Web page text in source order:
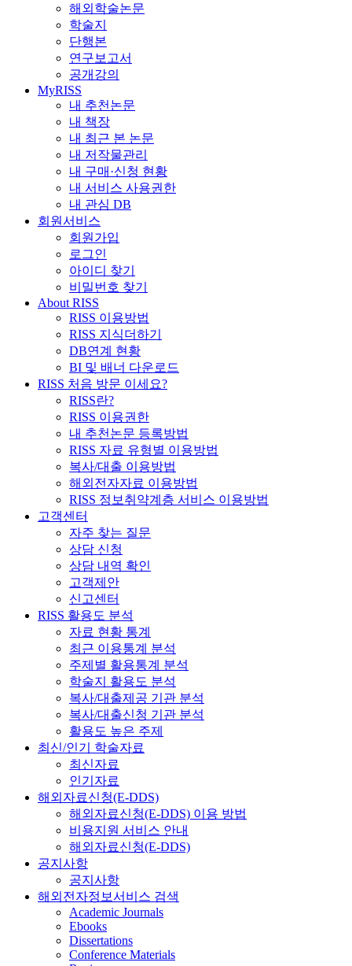
해외학술논문
학술지
단행본
연구보고서
공개강의
MyRISS
내 추천논문
내 책장
내 최근 본 논문
내 저작물관리
내 구매·신청 현황
내 서비스 사용권한
내 관심 DB
회원서비스
회원가입
로그인
아이디 찾기
비밀번호 찾기
About RISS
RISS 이용방법
RISS 지식더하기
DB연계 현황
BI 및 배너 다운로드
RISS 처음 방문 이세요?
RISS란?
RISS 이용권한
내 추천논문 등록방법
RISS 자료 유형별 이용방법
복사/대출 이용방법
해외전자자료 이용방법
RISS 정보취약계층 서비스 이용방법
고객센터
자주 찾는 질문
상담 신청
상담 내역 확인
고객제안
신고센터
RISS 활용도 분석
자료 현황 통계
최근 이용통계 분석
주제별 활용통계 분석
학술지 활용도 분석
복사/대출제공 기관 분석
복사/대출신청 기관 분석
활용도 높은 주제
최신/인기 학술자료
최신자료
인기자료
해외자료신청(E-DDS)
해외자료신청(E-DDS) 이용 방법
비용지원 서비스 안내
해외자료신청(E-DDS)
공지사항
공지사항
해외전자정보서비스 검색
Academic Journals
Ebooks
Dissertations
Conference Materials